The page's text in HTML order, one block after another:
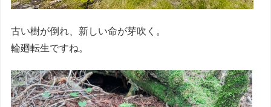
古い樹が倒れ、新しい命が芽吹く。
輪廻転生ですね。